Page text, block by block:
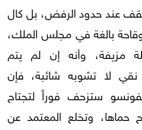
عند حدود الرفض، بل كال
بالغة في مجلس الملك،
مزيفة، وأنه إن لم يتم
لا تشوبه شائبة، فإن
ستزحف فوراً لتجتاح
حماها، وتخلع المعتمد عن